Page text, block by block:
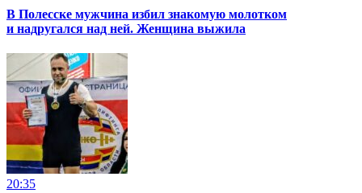
В Полесске мужчина избил знакомую молотком
и надругался над ней. Женщина выжила
20:35